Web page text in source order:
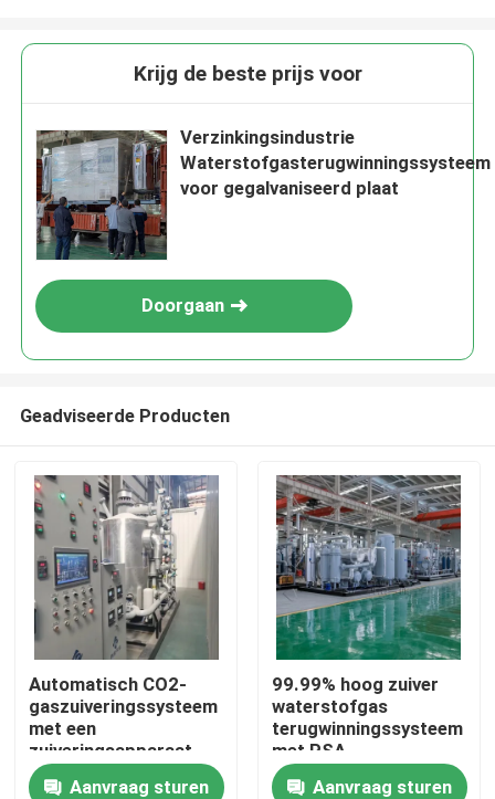
Thuis
Producten
Over ons
Krijg de beste prijs voor
Verzinkingsindustrie
Waterstofgasterugwinningssysteem
voor gegalvaniseerd plaat
Doorgaan
Geadviseerde Producten
Automatisch CO2-
gaszuiveringssysteem
met een
zuiveringsapparaat
van 99,99% zuiverheid
Aanvraag sturen
99.99% hoog zuiver
waterstofgas
terugwinningssysteem
met PSA-
zuiveringssysteem
Aanvraag sturen